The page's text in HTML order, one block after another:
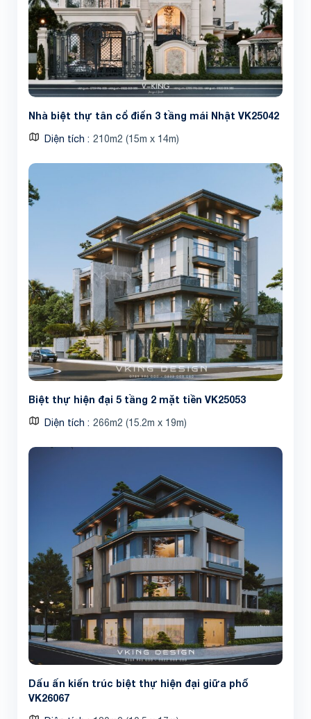
Nhà biệt thự tân cổ điển 3 tầng mái Nhật VK25042
Diện tích 210m2 (15m x 14m)
Biệt thự hiện đại 5 tầng 2 mặt tiền VK25053
Diện tích 266m2 (15.2m x 19m)
Dấu ấn kiến trúc biệt thự hiện đại giữa phố
VK26067